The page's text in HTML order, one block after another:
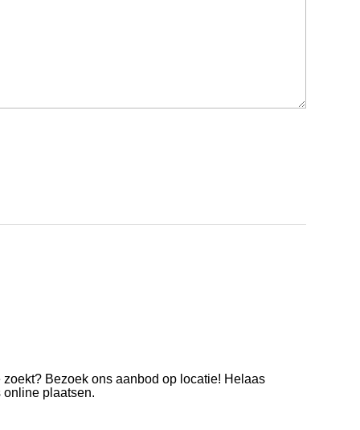
zoekt? Bezoek ons aanbod op locatie! Helaas
online plaatsen.